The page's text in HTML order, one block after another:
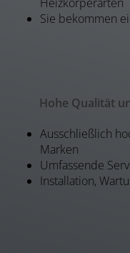
Sie bekommen
Hohe Qualität
Ausschließlich
Marken
Umfassende
Installation,